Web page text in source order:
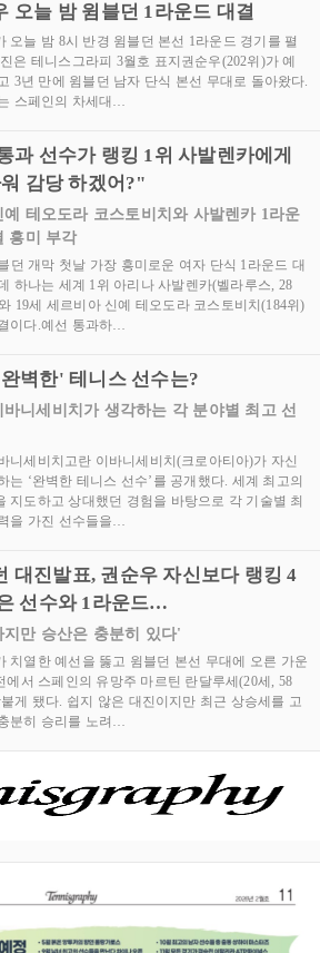
오늘 밤 윔블던 1라운드 대결
오늘 밤 8시 반경 윔블던 본선 1라운드 경기를 펼
은 테니스그라피 3월호 표지권순우(202위)가 예
3년 만에 윔블던 남자 단식 본선 무대로 돌아왔다.
스페인의 차세대…
과 선수가 랭킹 1위 사발렌카에게
감당 하겠어?"
예 테오도라 코스토비치와 사발렌카 1라운
흥미 부각
던 개막 첫날 가장 흥미로운 여자 단식 1라운드 대
하나는 세계 1위 아리나 사발렌카(벨라루스, 28
19세 세르비아 신예 테오도라 코스토비치(184위)
이다.예선 통과하…
벽한' 테니스 선수는?
바니세비치가 생각하는 각 분야별 최고 선
니세비치고란 이바니세비치(크로아티아)가 자신
는 ‘완벽한 테니스 선수’를 공개했다. 세계 최고의
지도하고 상대했던 경험을 바탕으로 각 기술별 최
을 가진 선수들을…
대진발표, 권순우 자신보다 랭킹 4
선수와 1라운드…
지만 승산은 충분히 있다'
치열한 예선을 뚫고 윔블던 본선 무대에 오른 가운
에서 스페인의 유망주 마르틴 란달루세(20세, 58
게 됐다. 쉽지 않은 대진이지만 최근 상승세를 고
분히 승리를 노려…